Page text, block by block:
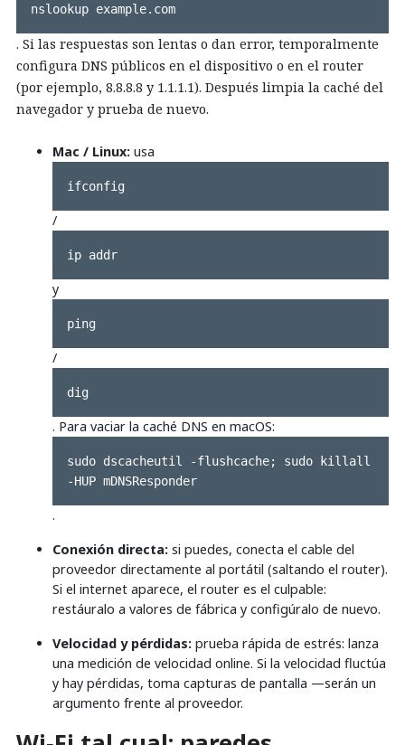
nslookup example.com
. Si las respuestas son lentas o dan error, temporalmente
configura DNS públicos en el dispositivo o en el router
(por ejemplo, 8.8.8.8 y 1.1.1.1). Después limpia la caché del
navegador y prueba de nuevo.
Mac / Linux: usa
ifconfig
/
ip addr
y
ping
/
dig
. Para vaciar la caché DNS en macOS:
sudo dscacheutil -flushcache; sudo killall
-HUP mDNSResponder
.
Conexión directa: si puedes, conecta el cable del
proveedor directamente al portátil (saltando el router).
Si el internet aparece, el router es el culpable:
restáuralo a valores de fábrica y configúralo de nuevo.
Velocidad y pérdidas: prueba rápida de estrés: lanza
una medición de velocidad online. Si la velocidad fluctúa
y hay pérdidas, toma capturas de pantalla —serán un
argumento frente al proveedor.